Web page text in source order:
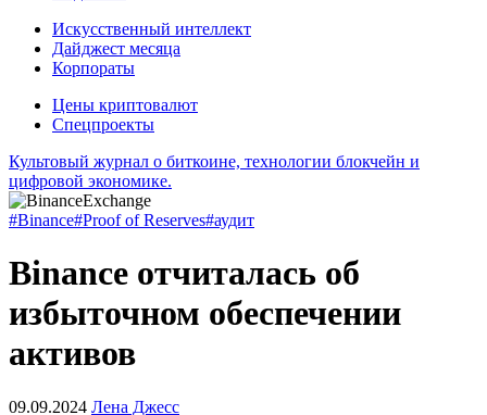
Искусственный интеллект
Дайджест месяца
Корпораты
Цены криптовалют
Спецпроекты
Культовый журнал о биткоине, технологии блокчейн и
цифровой экономике.
#Binance#Proof of Reserves#аудит
Binance отчиталась об
избыточном обеспечении
активов
09.09.2024 Лена Джесс